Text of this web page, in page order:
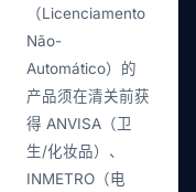
（Licenciamento
Não-
Automático）的
产品须在清关前获
得 ANVISA（卫
生/化妆品）、
INMETRO（电